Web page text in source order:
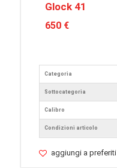
Glock 41
650 €
Categoria
Sottocategoria
Calibro
Condizioni articolo
aggiungi a preferiti